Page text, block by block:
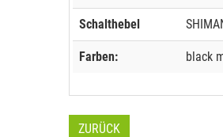
Schalthebel
Farben: black
ZURÜCK